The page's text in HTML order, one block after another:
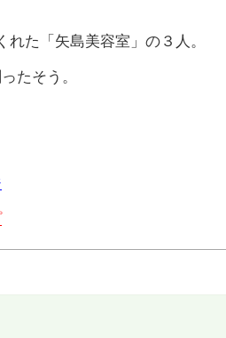
た「矢島美容室」の３人。
たそう。